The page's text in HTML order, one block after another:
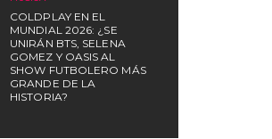
COLDPLAY EN EL
MUNDIAL 2026: ¿SE
UNIRÁN BTS, SELENA
GOMEZ Y OASIS AL
SHOW FUTBOLERO MÁS
GRANDE DE LA
HISTORIA?